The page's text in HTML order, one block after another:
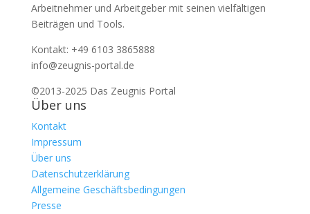
Arbeitnehmer und Arbeitgeber mit seinen vielfältigen
Beiträgen und Tools.
Kontakt: +49 6103 3865888
info@zeugnis-portal.de
©2013-2025 Das Zeugnis Portal
Über uns
Kontakt
Impressum
Über uns
Datenschutzerklärung
Allgemeine Geschäftsbedingungen
Presse